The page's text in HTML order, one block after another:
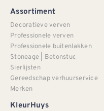
Assortiment
Decoratieve verven
Professionele verven
Professionele buitenlakken
Stoneage | Betonstuc
Sierlijsten
Gereedschap verhuurservice
Merken
KleurHuys